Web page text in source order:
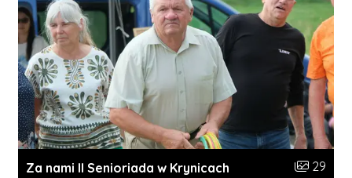
Za nami II Senioriada w Krynicach Liczba
29